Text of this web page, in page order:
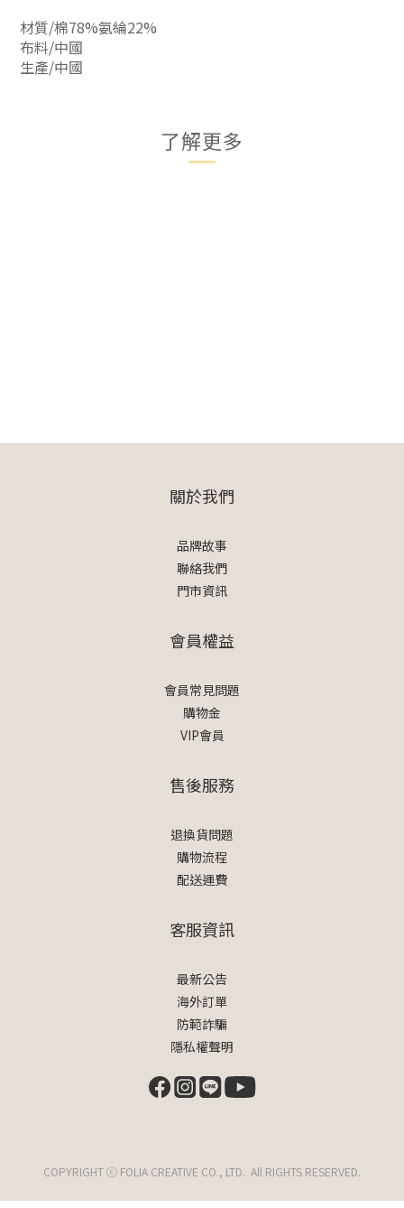
材質/棉78%氨綸22%
布料/中國
生產/中國
了解更多
關於我們
品牌故事
聯絡我們
門市資訊
會員權益
會員常見問題
購物金
VIP會員
售後服務
退換貨問題
購物流程
配送運費
客服資訊
最新公告
海外訂單
防範詐騙
隱私權聲明
COPYRIGHT ⓒ FOLIA CREATIVE CO., LTD. All RIGHTS RESERVED.